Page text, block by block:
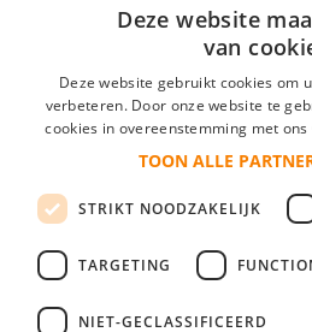
Inloggen als bedrijf
*
login gegevens onthouden
login
Bedrijf aanmelden
Deze website
van
Deze website gebruikt cookies om
verbeteren. Door onze website te
cookies in overeenstemming met
TOON ALLE
STRIKT NOODZAKELIJK
TARGETING
NIET-GECLASSIFICEERD